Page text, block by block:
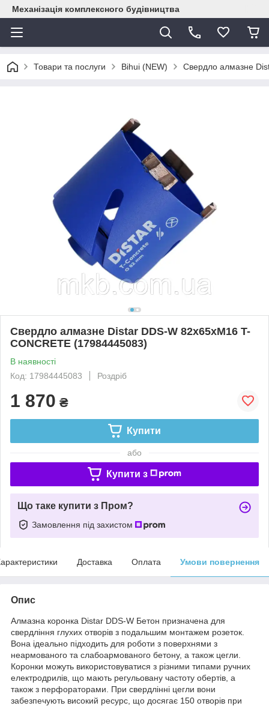
Механізація комплексного будівництва
Товари та послуги Bihui (NEW) Свердло алмазне
Свердло алмазне Distar DDS-W 82x65xМ16 T-
CONCRETE (17984445083)
В наявності
Код: 17984445083
Роздріб
1 870 ₴
Купити
або
Купити з
Що таке купити з Пром?
Замовлення під захистом
Доставка Оплата Умови повернення
Опис
Алмазна коронка Distar DDS-W Бетон призначена для
свердління глухих отворів з подальшим монтажем розеток.
Вона ідеально підходить для роботи з поверхнями з
неармованого та слабоармованого бетону, а також цегли.
Коронки можуть використовуватися з різними типами ручних
електродрилів, що мають регульовану частоту обертів, а
також з перфораторами. При свердлінні цегли вони
забезпечують високий ресурс, що досягає 150 отворів при